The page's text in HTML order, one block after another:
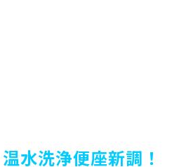
水洗浄便座新調！